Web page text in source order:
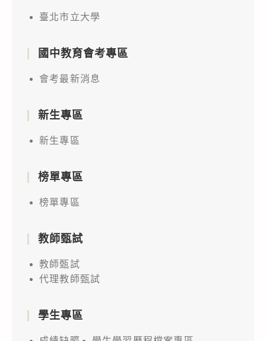
臺北市立大學
國中教育會考專區
會考最新消息
新生專區
新生專區
榜單專區
榜單專區
教師甄試
教師甄試
代理教師甄試
學生專區